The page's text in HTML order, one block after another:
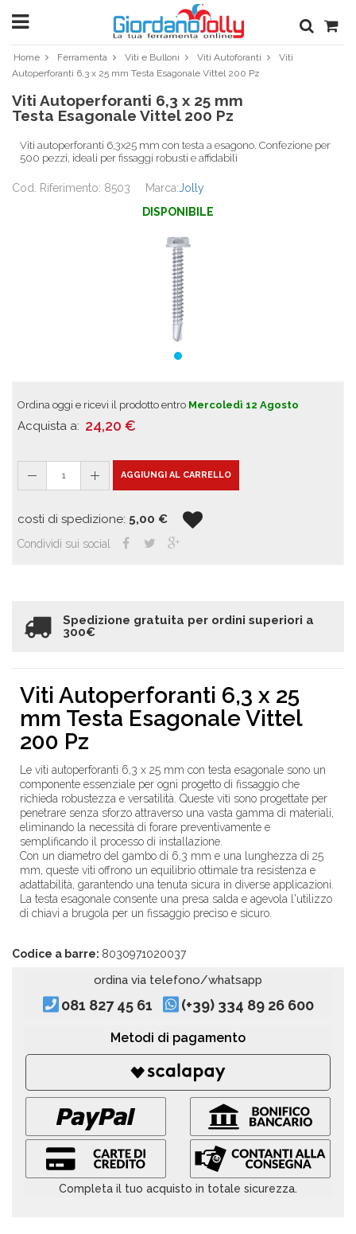
Home Ferramenta Viti e Bulloni Viti Autoforanti
Viti
Autoperforanti 6,3 x 25 mm Testa Esagonale Vittel 200 Pz
Viti Autoperforanti 6,3 x 25 mm
Testa Esagonale Vittel 200 Pz
Viti autoperforanti 6,3x25 mm con testa a esagono. Confezione per
500 pezzi, ideali per fissaggi robusti e affidabili
Cod. Riferimento: 8503 Marca:Jolly
DISPONIBILE
Ordina oggi e ricevi il prodotto entro Mercoledì 12 Agosto
Acquista a: 24,20 €
1 AGGIUNGI AL CARRELLO
costi di spedizione: 5,00 €
Condividi sui social
Spedizione gratuita per ordini superiori a
300€
Viti Autoperforanti 6,3 x 25
mm Testa Esagonale Vittel
200 Pz
Le viti autoperforanti 6,3 x 25 mm con testa esagonale sono un
componente essenziale per ogni progetto di fissaggio che
richieda robustezza e versatilità. Queste viti sono progettate per
penetrare senza sforzo attraverso una vasta gamma di materiali,
eliminando la necessità di forare preventivamente e
semplificando il processo di installazione.
Con un diametro del gambo di 6,3 mm e una lunghezza di 25
mm, queste viti offrono un equilibrio ottimale tra resistenza e
adattabilità, garantendo una tenuta sicura in diverse applicazioni.
La testa esagonale consente una presa salda e agevola l'utilizzo
di chiavi a brugola per un fissaggio preciso e sicuro.
Codice a barre: 8030971020037
ordina via telefono/whatsapp
081 827 45 61 (+39) 334 89 26 600
Metodi di pagamento
Completa il tuo acquisto in totale sicurezza.